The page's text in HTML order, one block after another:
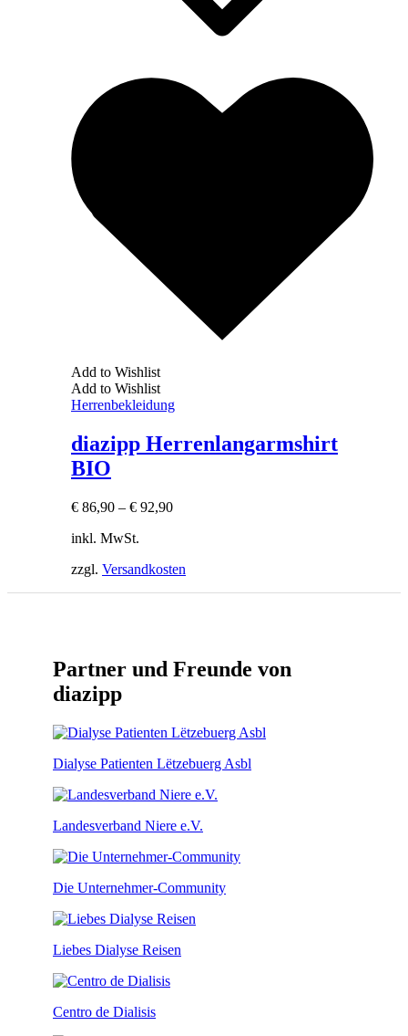
Add to Wishlist
Add to Wishlist
Herrenbekleidung
diazipp Herrenlangarmshirt
BIO
€ 86,90 – € 92,90
inkl. MwSt.
zzgl. Versandkosten
Partner und Freunde von
diazipp
Dialyse Patienten Lëtzebuerg Asbl
Landesverband Niere e.V.
Die Unternehmer-Community
Liebes Dialyse Reisen
Centro de Dialisis